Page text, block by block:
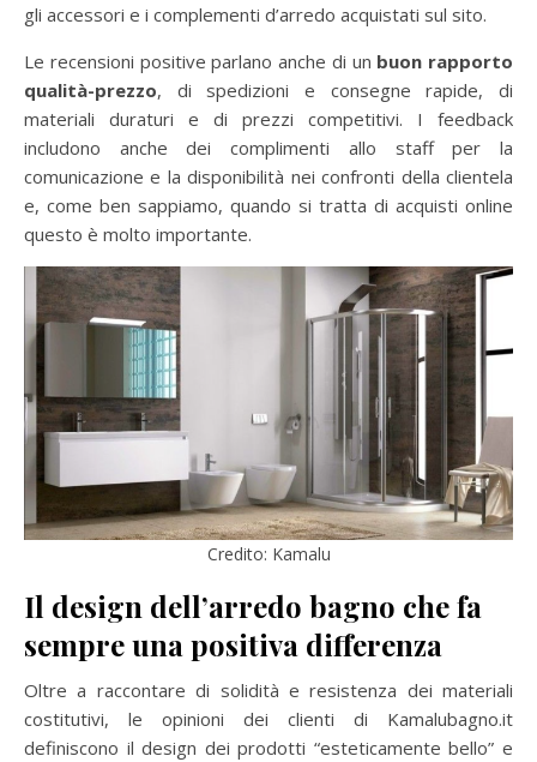
gli accessori e i complementi d’arredo acquistati sul sito.
Le recensioni positive parlano anche di un buon rapporto
qualità-prezzo, di spedizioni e consegne rapide, di
materiali duraturi e di prezzi competitivi. I feedback
includono anche dei complimenti allo staff per la
comunicazione e la disponibilità nei confronti della clientela
e, come ben sappiamo, quando si tratta di acquisti online
questo è molto importante.
Credito: Kamalu
Il design dell’arredo bagno che fa
sempre una positiva differenza
Oltre a raccontare di solidità e resistenza dei materiali
costitutivi, le opinioni dei clienti di Kamalubagno.it
definiscono il design dei prodotti “esteticamente bello” e